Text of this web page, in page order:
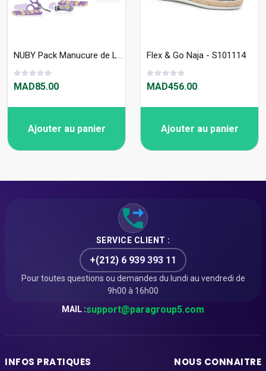
NUBY Pack Manucure de Luxe : Ciseaux, Coupe-ongle, Lime +0 mois - ID242
MAD85.00
Ajouter au panier
Flex & Go Naja - S101114
MAD456.00
Ajouter au panier
SERVICE CLIENT :
+(212) 6 939 393 11
Pour toutes questions ou demandes du lundi au vendredi de
9h00 à 16h00
MAIL :support@paragroup5.com
INFOS PRATIQUES NOUS CONNAITRE